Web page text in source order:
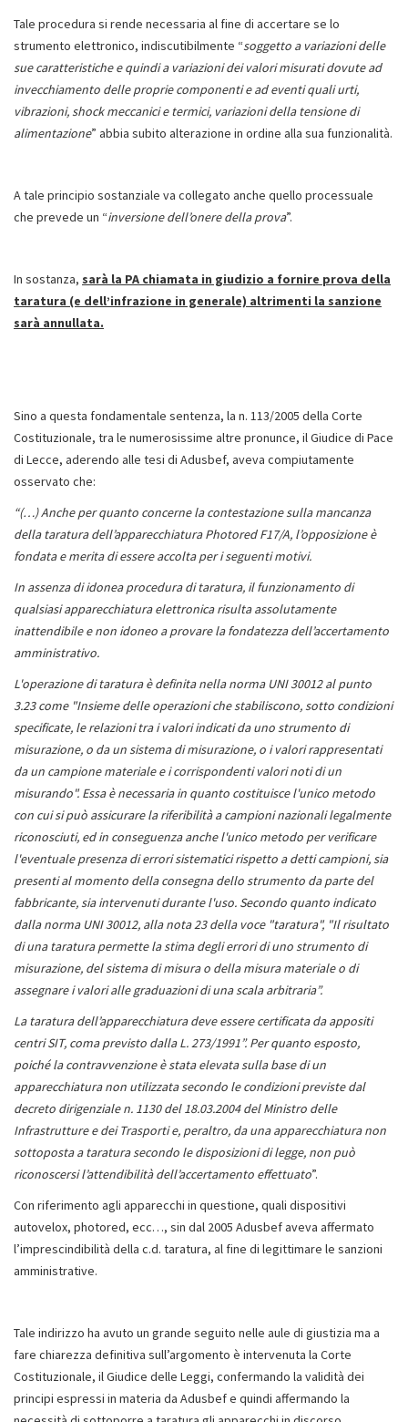
Tale procedura si rende necessaria al fine di accertare se lo
strumento elettronico, indiscutibilmente “soggetto a variazioni delle
sue caratteristiche e quindi a variazioni dei valori misurati dovute ad
invecchiamento delle proprie componenti e ad eventi quali urti,
vibrazioni, shock meccanici e termici, variazioni della tensione di
alimentazione” abbia subito alterazione in ordine alla sua funzionalità.
A tale principio sostanziale va collegato anche quello processuale
che prevede un “inversione dell’onere della prova”.
In sostanza, sarà la PA chiamata in giudizio a fornire prova della
taratura (e dell’infrazione in generale) altrimenti la sanzione
sarà annullata.
Sino a questa fondamentale sentenza, la n. 113/2005 della Corte
Costituzionale, tra le numerosissime altre pronunce, il Giudice di Pace
di Lecce, aderendo alle tesi di Adusbef, aveva compiutamente
osservato che:
“(…) Anche per quanto concerne la contestazione sulla mancanza
della taratura dell’apparecchiatura Photored F17/A, l’opposizione è
fondata e merita di essere accolta per i seguenti motivi.
In assenza di idonea procedura di taratura, il funzionamento di
qualsiasi apparecchiatura elettronica risulta assolutamente
inattendibile e non idoneo a provare la fondatezza dell’accertamento
amministrativo.
L'operazione di taratura è definita nella norma UNI 30012 al punto
3.23 come "Insieme delle operazioni che stabiliscono, sotto condizioni
specificate, le relazioni tra i valori indicati da uno strumento di
misurazione, o da un sistema di misurazione, o i valori rappresentati
da un campione materiale e i corrispondenti valori noti di un
misurando". Essa è necessaria in quanto costituisce l'unico metodo
con cui si può assicurare la riferibilità a campioni nazionali legalmente
riconosciuti, ed in conseguenza anche l'unico metodo per verificare
l'eventuale presenza di errori sistematici rispetto a detti campioni, sia
presenti al momento della consegna dello strumento da parte del
fabbricante, sia intervenuti durante l'uso. Secondo quanto indicato
dalla norma UNI 30012, alla nota 23 della voce "taratura", "Il risultato
di una taratura permette la stima degli errori di uno strumento di
misurazione, del sistema di misura o della misura materiale o di
assegnare i valori alle graduazioni di una scala arbitraria”.
La taratura dell’apparecchiatura deve essere certificata da appositi
centri SIT, coma previsto dalla L. 273/1991”. Per quanto esposto,
poiché la contravvenzione è stata elevata sulla base di un
apparecchiatura non utilizzata secondo le condizioni previste dal
decreto dirigenziale n. 1130 del 18.03.2004 del Ministro delle
Infrastrutture e dei Trasporti e, peraltro, da una apparecchiatura non
sottoposta a taratura secondo le disposizioni di legge, non può
riconoscersi l’attendibilità dell’accertamento effettuato”.
Con riferimento agli apparecchi in questione, quali dispositivi
autovelox, photored, ecc…, sin dal 2005 Adusbef aveva affermato
l’imprescindibilità della c.d. taratura, al fine di legittimare le sanzioni
amministrative.
Tale indirizzo ha avuto un grande seguito nelle aule di giustizia ma a
fare chiarezza definitiva sull’argomento è intervenuta la Corte
Costituzionale, il Giudice delle Leggi, confermando la validità dei
principi espressi in materia da Adusbef e quindi affermando la